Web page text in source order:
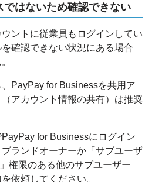
ではないため確認できない
ントに従業員もログインしてい
確認できない状況にある場合
PayPay for Businessを共用ア
アカウント情報の共有）は推奨
for Businessにログイン
ランドオーナーか「サブユーザ
権限のある他のサブユーザー
依頼してください。